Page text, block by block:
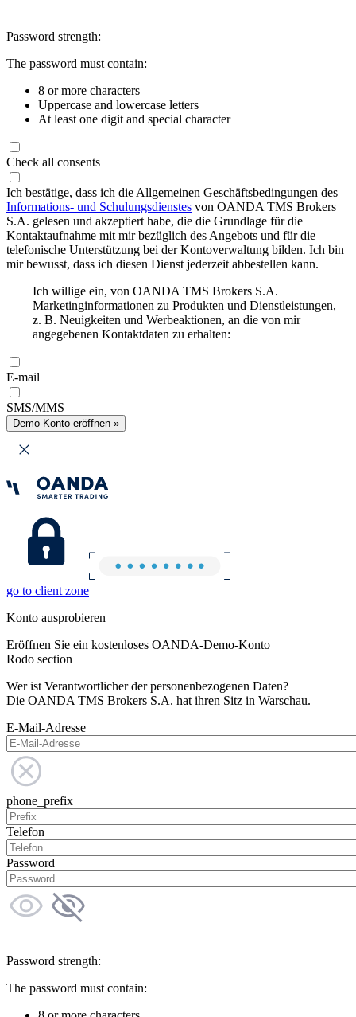
Password strength:
The password must contain:
8 or more characters
Uppercase and lowercase letters
At least one digit and special character
Check all consents
Ich bestätige, dass ich die Allgemeinen Geschäftsbedingungen des
Informations- und Schulungsdienstes von OANDA TMS Brokers
S.A. gelesen und akzeptiert habe, die die Grundlage für die
Kontaktaufnahme mit mir bezüglich des Angebots und für die
telefonische Unterstützung bei der Kontoverwaltung bilden. Ich bin
mir bewusst, dass ich diesen Dienst jederzeit abbestellen kann.
Ich willige ein, von OANDA TMS Brokers S.A.
Marketinginformationen zu Produkten und Dienstleistungen,
z. B. Neuigkeiten und Werbeaktionen, an die von mir
angegebenen Kontaktdaten zu erhalten:
E-mail
SMS/MMS
Demo-Konto eröffnen »
go to client zone
Konto ausprobieren
Eröffnen Sie ein kostenloses OANDA-Demo-Konto
Rodo section
Wer ist Verantwortlicher der personenbezogenen Daten?
Die OANDA TMS Brokers S.A. hat ihren Sitz in Warschau.
E-Mail-Adresse
phone_prefix
Telefon
Password
Password strength:
The password must contain: